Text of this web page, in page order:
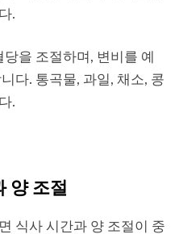
.
을 조절하며, 변비를 예
다. 통곡물, 과일, 채소, 콩
.
양 조절
식사 시간과 양 조절이 중